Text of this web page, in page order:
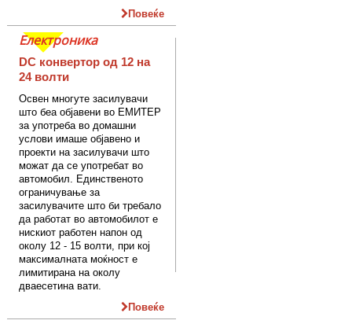
Повеќе
Електроника
DC конвертор од 12 на
24 волти
Освен многуте засилувачи
што беа објавени во ЕМИТЕР
за употреба во домашни
услови имаше објавено и
проекти на засилувачи што
можат да се употребат во
автомобил. Единственото
ограничување за
засилувачите што би требало
да работат во автомобилот е
нискиот работен напон од
околу 12 - 15 волти, при кој
максималната моќност е
лимитирана на околу
дваесетина вати.
Повеќе